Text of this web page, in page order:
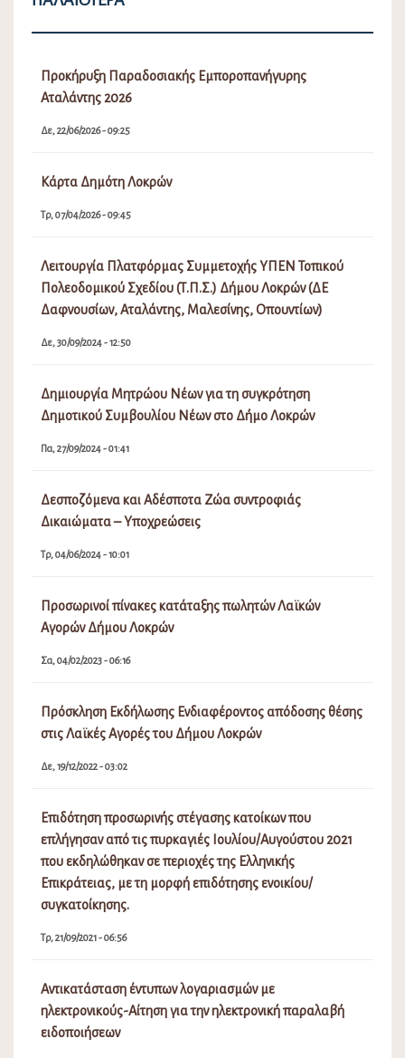
Πολεοδομικού Σχεδίου (Τ.Π.Σ.) Δήμου Λοκρών (ΔΕ
Δαφνουσίων, Αταλάντης, Μαλεσίνης, Οπουντίων)
Δημιουργία Μητρώου Νέων για τη συγκρότηση
Δεσποζόμενα και Αδέσποτα Ζώα συντροφιάς
Δικαιώματα – Υποχρεώσεις
Προσωρινοί πίνακες κατάταξης πωλητών Λαϊκών
Αγορών Δήμου Λοκρών
Πρόσκληση Εκδήλωσης Ενδιαφέροντος απόδοσης θέσης
στις Λαϊκές Αγορές του Δήμου Λοκρών
Επιδότηση προσωρινής στέγασης κατοίκων που
επλήγησαν από τις πυρκαγιές Ιουλίου/Αυγούστου 2021
Επικράτειας, με τη μορφή επιδότησης ενοικίου/
Τρ, 21/09/2021 - 06:56
Αντικατάσταση έντυπων λογαριασμών με
ειδοποιήσεων
Τρ, 06/07/2021 - 03:10
Διακοπή Υδροδότησης λόγω Εργασιών Αποκατάστασης
Πίνακας Αποφάσεων Δημοτικού Συμβουλίου Λοκρών
15ης (Τακτικής) Συνεδρίασης 18031/24-7-2026